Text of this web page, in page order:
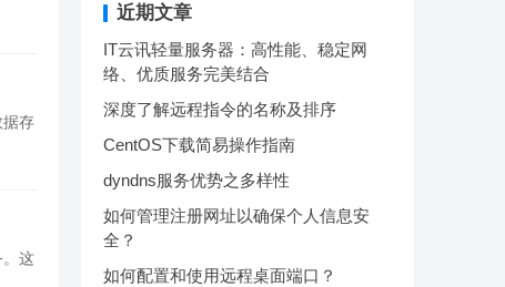
据存
。这
近期文章
IT云讯轻量服务器：高性能、稳定网
络、优质服务完美结合
深度了解远程指令的名称及排序
CentOS下载简易操作指南
dyndns服务优势之多样性
如何管理注册网址以确保个人信息安
全？
如何配置和使用远程桌面端口？